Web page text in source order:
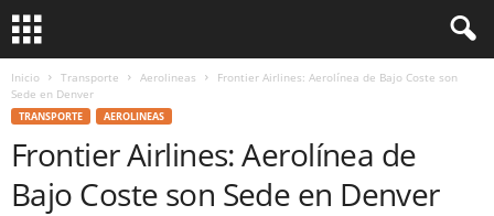
Inicio Transporte Aerolineas
Frontier Airlines: Aerolínea de Bajo Coste son
Sede en Denver
TRANSPORTE AEROLINEAS
Frontier Airlines: Aerolínea de
Bajo Coste son Sede en Denver